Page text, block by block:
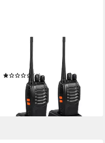
GARRYFIZH
Walkie Talkies
(1)
33,99 € UVP60,00 €
in 4-5 Werktagen bei dir